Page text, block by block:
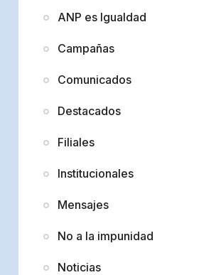
ANP es Igualdad
Campañas
Comunicados
Destacados
Filiales
Institucionales
Mensajes
No a la impunidad
Noticias